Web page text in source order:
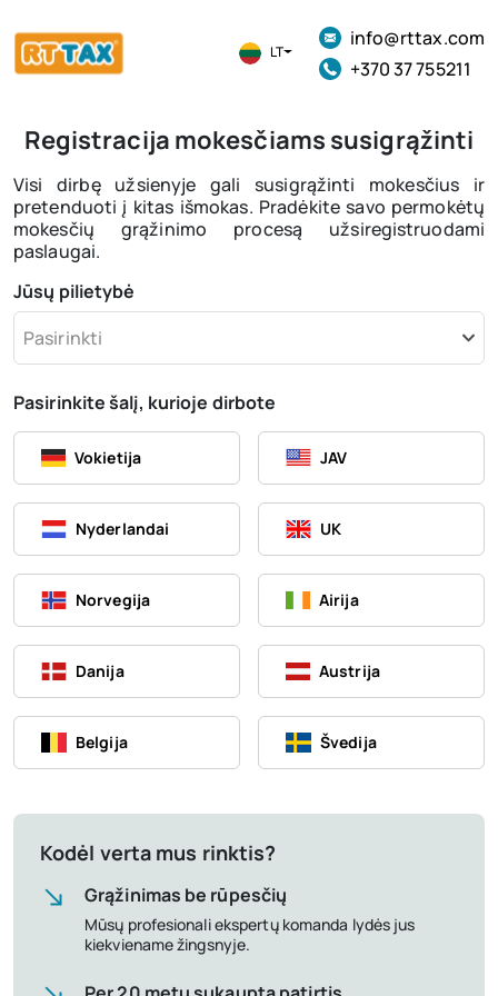
LT
info@rttax.com
+370 37 755211
Registracija mokesčiams susigrąžinti
Visi dirbę užsienyje gali susigrąžinti mokesčius ir
pretenduoti į kitas išmokas. Pradėkite savo permokėtų
mokesčių grąžinimo procesą užsiregistruodami
paslaugai.
Jūsų pilietybė
Pasirinkti
Pasirinkite šalį, kurioje dirbote
Vokietija JAV
Nyderlandai UK
Norvegija Airija
Danija Austrija
Belgija Švedija
Kodėl verta mus rinktis?
Grąžinimas be rūpesčių
Mūsų profesionali ekspertų komanda lydės jus
kiekviename žingsnyje.